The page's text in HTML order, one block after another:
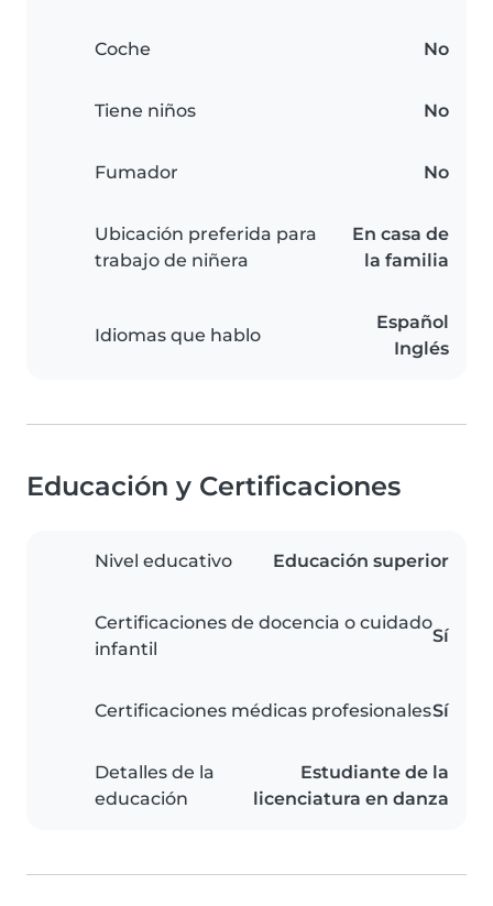
Coche No
Tiene niños No
Fumador No
Ubicación preferida para
trabajo de niñera
En casa de
la familia
Idiomas que hablo
Español
Inglés
Educación y Certificaciones
Nivel educativo Educación superior
Certificaciones de docencia o cuidado
infantil
Sí
Certificaciones médicas profesionalesSí
Detalles de la
educación
Estudiante de la
licenciatura en danza